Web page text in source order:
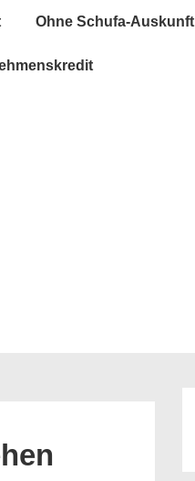
Ohne Schufa-Auskunft